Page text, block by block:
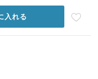
入れる